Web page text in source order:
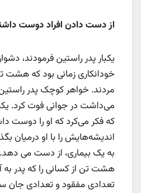
از دست دادن افراد دوست
یکبار پدر راستین فرمودند،
خودانکاری زمانی بود که
مردند. خواهر کوچک پدر
می‌داشت در جوانی فوت کرد.
که فکر می‌کرد که او را دوست
اندیشه‌هایش را با او درمیان
به یک بیماری، از دست می
هشت تن از کسانی را که پدر به
تعدادی مفقود و تعدادی جان